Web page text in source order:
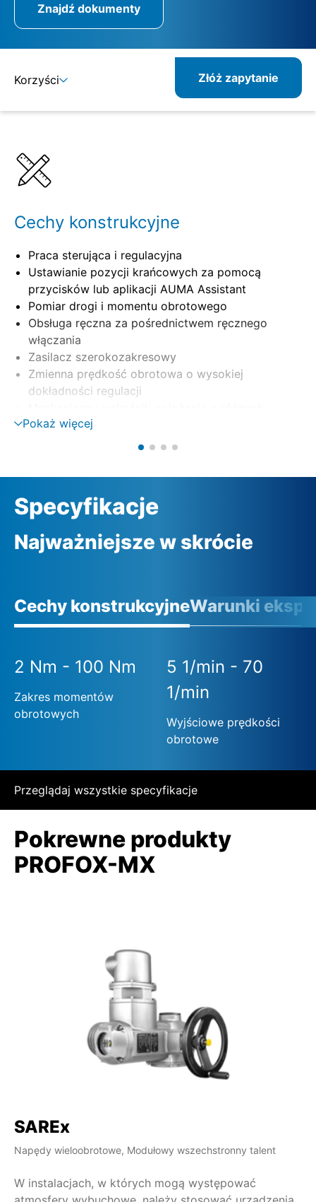
Znajdź dokumenty
Korzyści
Pokrewne produkty
Złóż zapytanie
Cechy konstrukcyjne
Praca sterująca i regulacyjna
Ustawianie pozycji krańcowych za pomocą
przycisków lub aplikacji AUMA Assistant
Pomiar drogi i momentu obrotowego
Obsługa ręczna za pośrednictwem ręcznego
włączania
Zasilacz szerokozakresowy
Zmienna prędkość obrotowa o wysokiej
dokładności regulacji
zakresach nastaw
(1 – 9 obr./skok, 9 – 14 obr./skok, 14 – 27
Pokaż więcej
Specyfikacje
Najważniejsze w skrócie
Cechy konstrukcyjneWarunki
2 Nm - 100 Nm
Zakres momentów
obrotowych
5 1/min - 70
1/min
Wyjściowe prędkości
obrotowe
Przeglądaj wszystkie specyfikacje
Pokrewne produkty
PROFOX-MX
SAREx
Napędy wieloobrotowe, Modułowy wszechstronny talent
W instalacjach, w których mogą występować